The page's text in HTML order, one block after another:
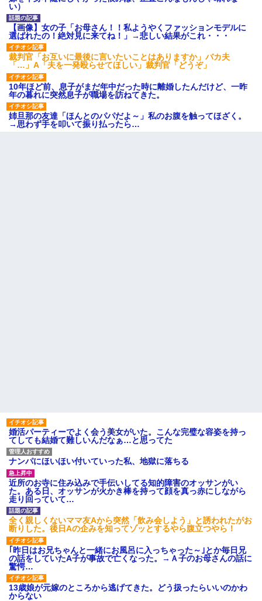
い）
【画像】女の子「お母さん！！私ようやくファッションモデルに
選ばれたの！絶対見に来てね！」→悲しい結果がこれ・・・
裁判官「お互いに最後に言いたいことはありますか」バカ夫
「…」A「夫を一発殴らせてほしい」裁判官「どうぞ」
10年ほど前、息子がまだ年中だった時に離婚したんだけど、一昨
年の暮れに突然息子が職場を訪ねてきた。
姉旦那の友達「ほんとのパパだよ～」私のお腹を触ってほざく。
→思わず手を叩いて振り払ったら…
婚活パーティーでよく会う美女がいた。こんな完璧な容姿を持っ
てしても結婚て難しいんだなぁ…と思ってた
ナンパにほいほい付いていった私、地獄に落ちる
近所のお寺に住み込みで手伝いしてる知的障害のオッサンがい
た。ある日、オッサンが火かき棒を持って顔を真っ赤にしながら
走り回っていて…
全く親しくないママ友Aから突然「飲み会しよう」と誘われたがお
断りした。後日Aの企みを知ってゾッとするやら腹立つやら！
｢昨日はお兄ちゃんと一緒にお風呂に入っちゃった～｣とか毎日兄
の話をしていたA子が事故で亡くなった。→Ａ子のお母さんの話に
驚愕…
13歳娘が元嫁のところから逃げてきた。どう扱ったらいいのかわ
からない